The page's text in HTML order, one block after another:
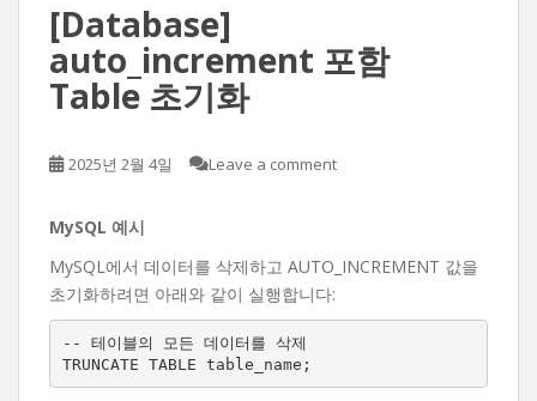
[Database]
auto_increment 포함
Table 초기화
2025년 2월 4일 Leave a comment
MySQL 예시
MySQL에서 데이터를 삭제하고 AUTO_INCREMENT 값을
초기화하려면 아래와 같이 실행합니다:
-- 테이블의 모든 데이터를 삭제
TRUNCATE TABLE table_name;